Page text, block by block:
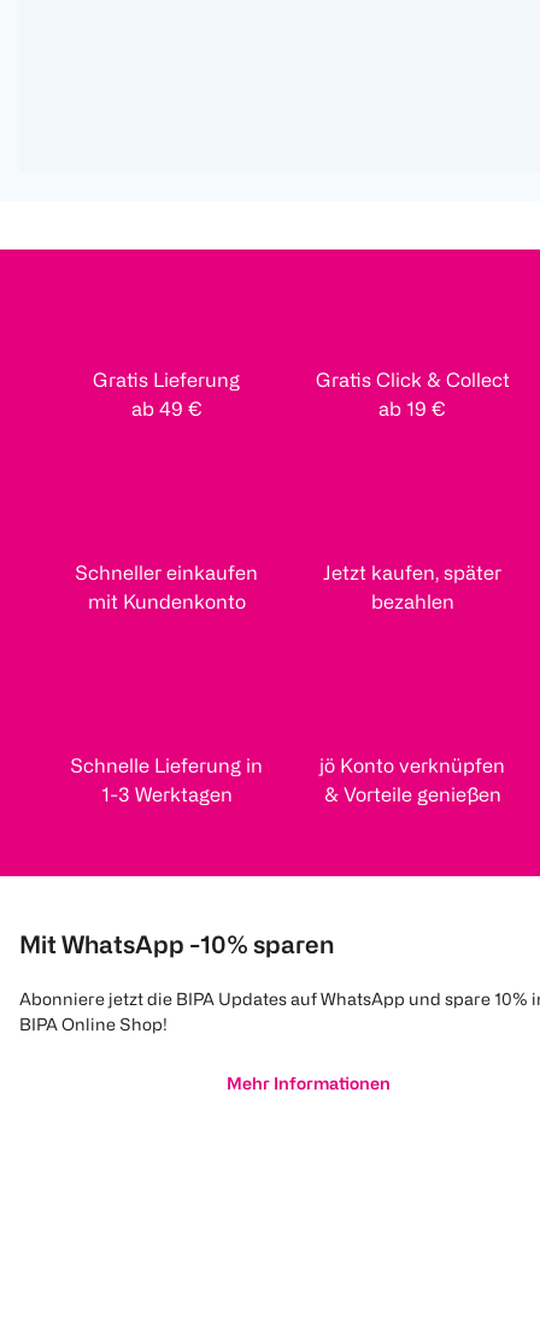
Gratis Lieferung
ab 49 €
Gratis Click & Collect
ab 19 €
Schneller einkaufen
mit Kundenkonto
Jetzt kaufen, später
bezahlen
Schnelle Lieferung in
1-3 Werktagen
jö Konto verknüpfen
& Vorteile genießen
Mit WhatsApp -10% sparen
Abonniere jetzt die BIPA Updates auf WhatsApp und spare 10%
BIPA Online Shop!
Mehr Informationen